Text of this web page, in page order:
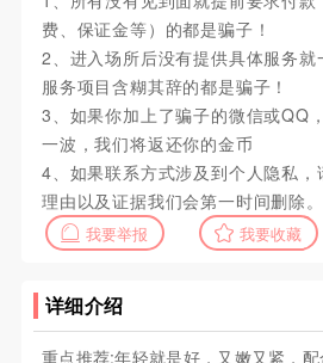
费、保证金等）的都是骗子！
2、进入场所后没有提供具体服务
服务项目含糊其辞的都是骗子！
3、如果你加上了骗子的微信或QQ
一波，我们将返还你的金币
4、如果联系方式涉及到个人隐私
理由以及证据我们会第一时间删除。
我要举报 我要收藏
详细介绍
重点推荐:年轻就是好，又嫩又紧，